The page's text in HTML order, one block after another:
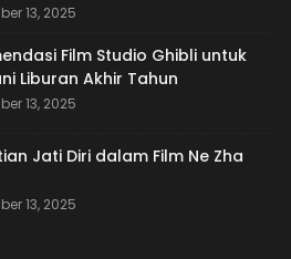
13, 2025
Film Studio Ghibli untuk
Liburan Akhir Tahun
13, 2025
Jati Diri dalam Film Ne Zha
13, 2025